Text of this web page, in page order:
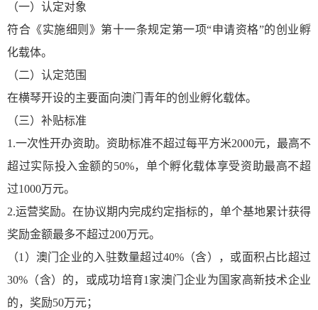
（一）认定对象
符合《实施细则》第十一条规定第一项“申请资格”的创业孵
化载体。
（二）认定范围
在横琴开设的主要面向澳门青年的创业孵化载体。
（三）补贴标准
1.一次性开办资助。资助标准不超过每平方米2000元，最高不
超过实际投入金额的50%，单个孵化载体享受资助最高不超
过1000万元。
2.运营奖励。在协议期内完成约定指标的，单个基地累计获得
奖励金额最多不超过200万元。
（1）澳门企业的入驻数量超过40%（含），或面积占比超过
30%（含）的，或成功培育1家澳门企业为国家高新技术企业
的，奖励50万元；